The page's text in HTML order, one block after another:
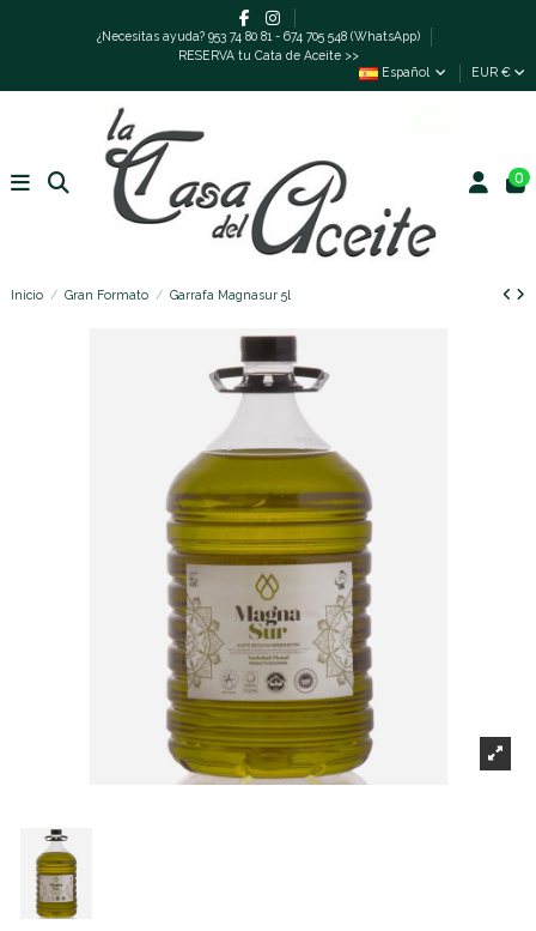
¿Necesitas ayuda? 953 74 80 81 - 674 705 548 (WhatsApp)
RESERVA tu Cata de Aceite >>
Español
EUR €
0
Inicio Gran Formato Garrafa Magnasur 5l